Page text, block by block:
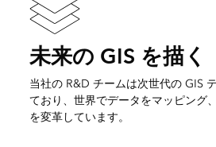
未来の GIS を描く
当社の R&D チームは次世代の GIS
ており、世界でデータをマッピング
を変革しています。